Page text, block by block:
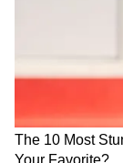
Image Credit :